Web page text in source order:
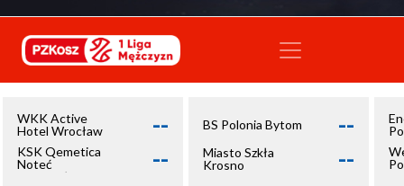
WKK Active
Hotel Wrocław
--
KSK Qemetica
Noteć
Inowrocław
--
BS Polonia Bytom --
Miasto Szkła
Krosno
--